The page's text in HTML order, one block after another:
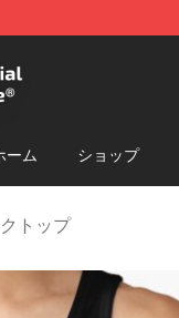
ーム ショップ
トップ